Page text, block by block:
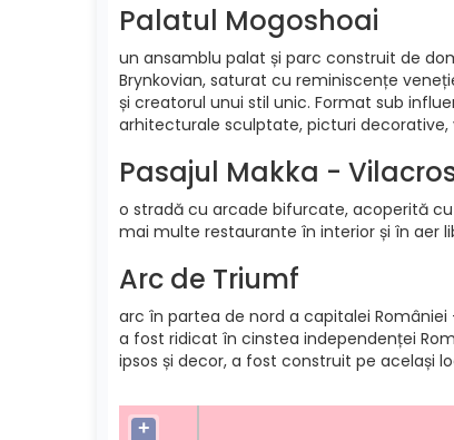
Palatul Mogoshoai
un ansamblu palat și parc construit de
Brynkovian, saturat cu reminiscențe
și creatorul unui stil unic. Format sub
arhitecturale sculptate, picturi decorative,
Pasajul Makka -
o stradă cu arcade bifurcate, acoperită cu
mai multe restaurante în interior și în aer
Arc de Triumf
arc în partea de nord a capitalei României
a fost ridicat în cinstea independenței
ipsos și decor, a fost construit pe același
+